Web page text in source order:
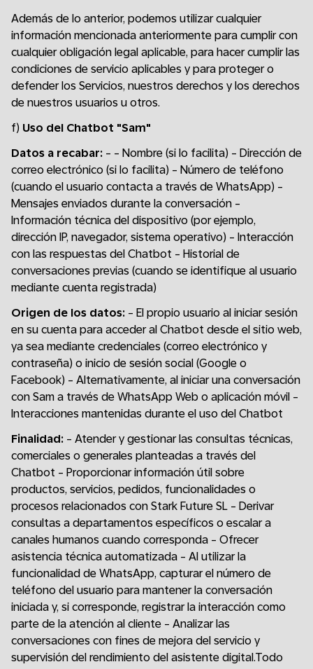
Además de lo anterior, podemos utilizar cualquier
información mencionada anteriormente para cumplir con
cualquier obligación legal aplicable, para hacer cumplir las
condiciones de servicio aplicables y para proteger o
defender los Servicios, nuestros derechos y los derechos
de nuestros usuarios u otros.
f) Uso del Chatbot "Sam"
Datos a recabar: - - Nombre (si lo facilita) - Dirección de
correo electrónico (si lo facilita) - Número de teléfono
(cuando el usuario contacta a través de WhatsApp) -
Mensajes enviados durante la conversación -
Información técnica del dispositivo (por ejemplo,
dirección IP, navegador, sistema operativo) - Interacción
con las respuestas del Chatbot - Historial de
conversaciones previas (cuando se identifique al usuario
mediante cuenta registrada)
Origen de los datos: - El propio usuario al iniciar sesión
en su cuenta para acceder al Chatbot desde el sitio web,
ya sea mediante credenciales (correo electrónico y
contraseña) o inicio de sesión social (Google o
Facebook) - Alternativamente, al iniciar una conversación
con Sam a través de WhatsApp Web o aplicación móvil -
Interacciones mantenidas durante el uso del Chatbot
Finalidad: - Atender y gestionar las consultas técnicas,
comerciales o generales planteadas a través del
Chatbot - Proporcionar información útil sobre
productos, servicios, pedidos, funcionalidades o
procesos relacionados con Stark Future SL - Derivar
consultas a departamentos específicos o escalar a
canales humanos cuando corresponda - Ofrecer
asistencia técnica automatizada - Al utilizar la
funcionalidad de WhatsApp, capturar el número de
teléfono del usuario para mantener la conversación
iniciada y, si corresponde, registrar la interacción como
parte de la atención al cliente - Analizar las
conversaciones con fines de mejora del servicio y
supervisión del rendimiento del asistente digital.Todo